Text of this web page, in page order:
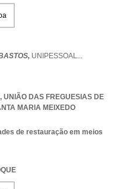
UNIPESSOAL...
UNIÃO DAS FREGUESIAS DE
MARIA MEIXEDO
de restauração em meios